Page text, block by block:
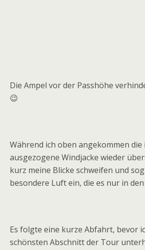
Die Ampel vor der Passhöhe
😉
Während ich oben angekommen die
ausgezogene Windjacke wieder
kurz meine Blicke schweifen und
besondere Luft ein, die es nur in
Es folgte eine kurze Abfahrt, bevor
schönsten Abschnitt der Tour